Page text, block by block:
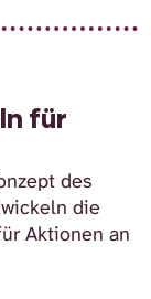
für
des
die
Aktionen an